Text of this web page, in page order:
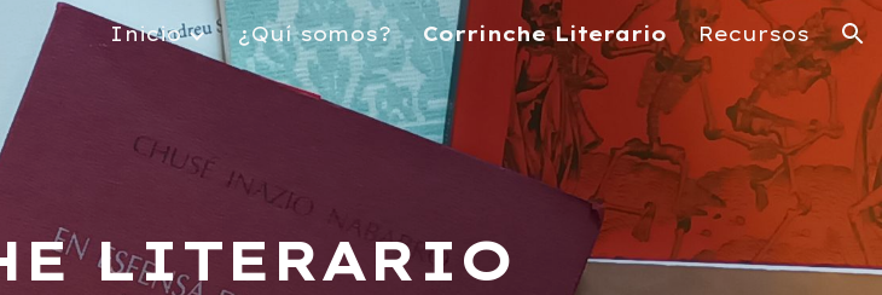
Skip to navigation
Inicio ¿Quí somos? Corrinche Literario Recursos
LITERARIO